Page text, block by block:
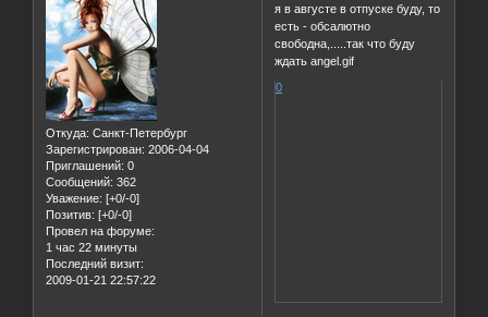
Откуда: Санкт-Петербург
Зарегистрирован: 2006-04-04
Приглашений: 0
Сообщений: 362
Уважение: [+0/-0]
Позитив: [+0/-0]
Провел на форуме:
1 час 22 минуты
Последний визит:
2009-01-21 22:57:22
я в августе в отпуске буду, то
есть - обсалютно
свободна,.....так что буду
ждать angel.gif
0